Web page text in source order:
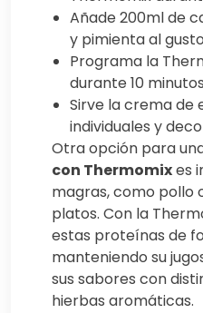
Añade 200ml de
y pimienta al
Programa la
durante 10
Sirve la crema de
individuales y
Otra opción para
con Thermomixes
magras, como pollo
platos. Con la
estas proteínas de
manteniendo su
sus sabores con
hierbas aromáticas.